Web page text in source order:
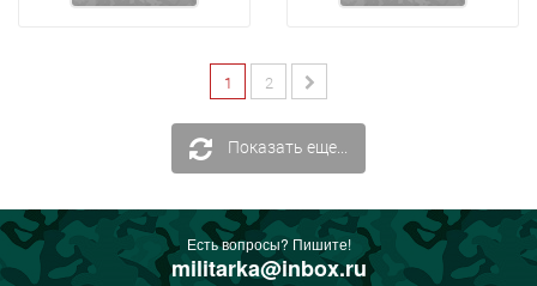
1 2
Показать еще...
Есть вопросы? Пишите!
militarka@inbox.ru